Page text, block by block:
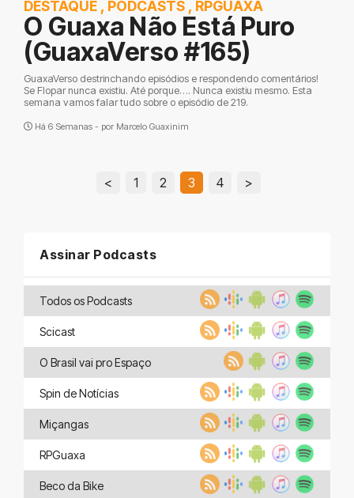
DESTAQUE , PODCASTS , RPGUAXA
O Guaxa Não Está Puro
(GuaxaVerso #165)
GuaxaVerso destrinchando episódios e respondendo comentários!
Se Flopar nunca existiu. Até porque…. Nunca existiu mesmo. Esta
semana vamos falar tudo sobre o episódio de 219.
Há 6 Semanas - por Marcelo Guaxinim
< 1 2 3 4 >
Assinar Podcasts
Todos os Podcasts
Scicast
O Brasil vai pro Espaço
Spin de Notícias
Miçangas
RPGuaxa
Beco da Bike